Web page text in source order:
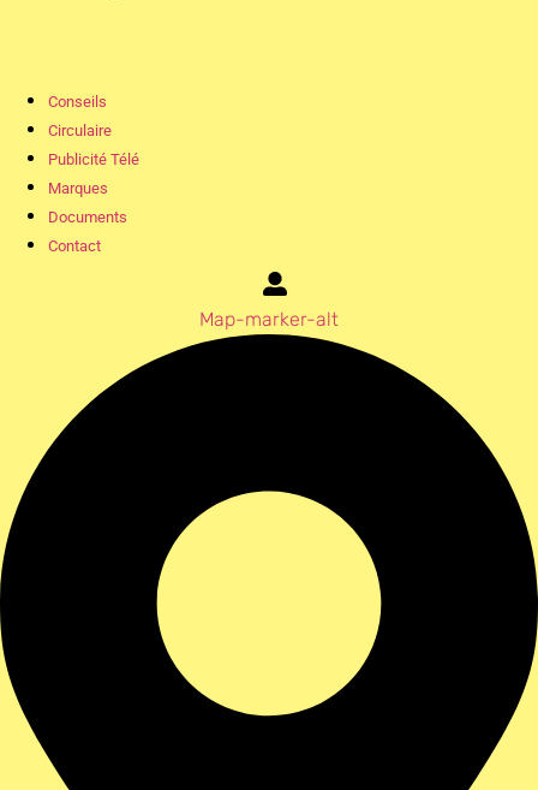
Conseils
Circulaire
Publicité Télé
Marques
Documents
Contact
Map-marker-alt